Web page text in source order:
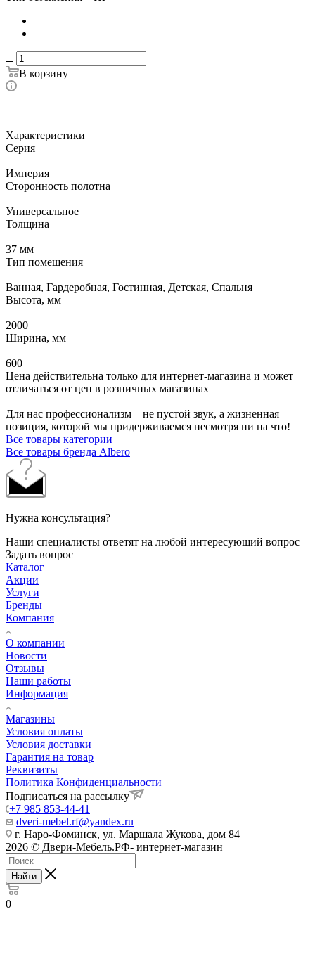
В корзину
Характеристики
Серия
—
Империя
Сторонность полотна
—
Универсальное
Толщина
—
37 мм
Тип помещения
—
Ванная, Гардеробная, Гостинная, Детская, Спальня
Высота, мм
—
2000
Ширина, мм
—
600
Цена действительна только для интернет-магазина и может
отличаться от цен в розничных магазинах
Для нас профессионализм – не пустой звук, а жизненная
позиция, которой мы придерживаемся несмотря ни на что!
Все товары категории
Все товары бренда Albero
Нужна консультация?
Наши специалисты ответят на любой интересующий вопрос
Задать вопрос
Каталог
Акции
Услуги
Бренды
Компания
О компании
Новости
Отзывы
Наши работы
Информация
Магазины
Условия оплаты
Условия доставки
Гарантия на товар
Реквизиты
Политика Конфиденциальности
Подписаться на рассылку
+7 985 853-44-41
dveri-mebel.rf@yandex.ru
г. Наро-Фоминск, ул. Маршала Жукова, дом 84
2026 © Двери-Мебель.РФ- интернет-магазин
Найти
0